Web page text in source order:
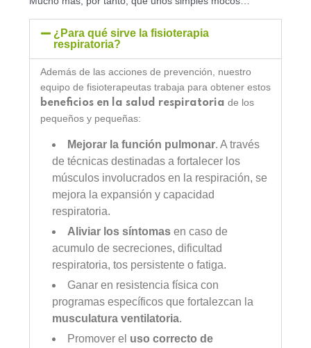
¿Para qué sirve la fisioterapia
respiratoria?
Además de las acciones de prevención, nuestro
equipo de fisioterapeutas trabaja para obtener estos
beneficios en la salud respiratoria de los
pequeños y pequeñas:
Mejorar la función pulmonar. A través
de técnicas destinadas a fortalecer los
músculos involucrados en la respiración, se
mejora la expansión y capacidad
respiratoria.
Aliviar los síntomas en caso de
acumulo de secreciones, dificultad
respiratoria, tos persistente o fatiga.
Ganar en resistencia física con
programas específicos que fortalezcan la
musculatura ventilatoria.
Promover el uso correcto de